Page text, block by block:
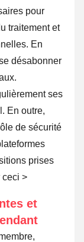
pour
traitement et
En
désabonner
ses
En outre,
de sécurité
prises
ceci >
et